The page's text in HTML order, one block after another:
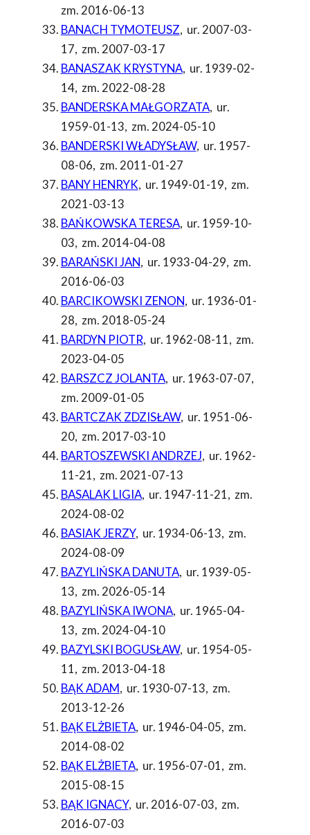
zm. 2016-06-13
BANACH TYMOTEUSZ, ur. 2007-03-
17, zm. 2007-03-17
BANASZAK KRYSTYNA, ur. 1939-02-
14, zm. 2022-08-28
BANDERSKA MAŁGORZATA, ur.
1959-01-13, zm. 2024-05-10
BANDERSKI WŁADYSŁAW, ur. 1957-
08-06, zm. 2011-01-27
BANY HENRYK, ur. 1949-01-19, zm.
2021-03-13
BAŃKOWSKA TERESA, ur. 1959-10-
03, zm. 2014-04-08
BARAŃSKI JAN, ur. 1933-04-29, zm.
2016-06-03
BARCIKOWSKI ZENON, ur. 1936-01-
28, zm. 2018-05-24
BARDYN PIOTR, ur. 1962-08-11, zm.
2023-04-05
BARSZCZ JOLANTA, ur. 1963-07-07,
zm. 2009-01-05
BARTCZAK ZDZISŁAW, ur. 1951-06-
20, zm. 2017-03-10
BARTOSZEWSKI ANDRZEJ, ur. 1962-
11-21, zm. 2021-07-13
BASALAK LIGIA, ur. 1947-11-21, zm.
2024-08-02
BASIAK JERZY, ur. 1934-06-13, zm.
2024-08-09
BAZYLIŃSKA DANUTA, ur. 1939-05-
13, zm. 2026-05-14
BAZYLIŃSKA IWONA, ur. 1965-04-
13, zm. 2024-04-10
BAZYLSKI BOGUSŁAW, ur. 1954-05-
11, zm. 2013-04-18
BĄK ADAM, ur. 1930-07-13, zm.
2013-12-26
BĄK ELŻBIETA, ur. 1946-04-05, zm.
2014-08-02
BĄK ELŻBIETA, ur. 1956-07-01, zm.
2015-08-15
BĄK IGNACY, ur. 2016-07-03, zm.
2016-07-03